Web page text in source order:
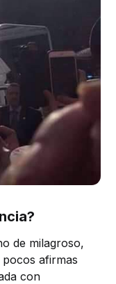
de milagroso,
afirmas
con